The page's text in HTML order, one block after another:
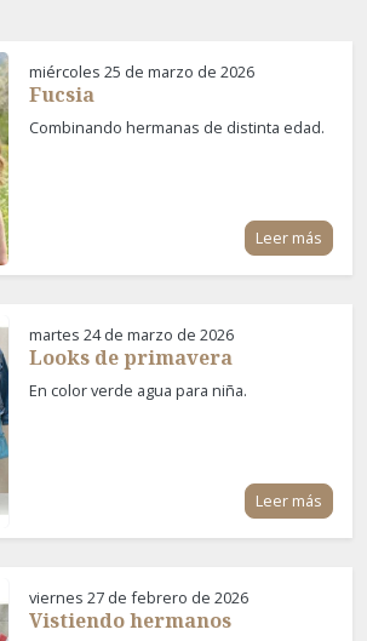
miércoles 25 de marzo de 2026
Fucsia
Combinando hermanas de distinta edad.
Leer más
martes 24 de marzo de 2026
Looks de primavera
En color verde agua para niña.
Leer más
viernes 27 de febrero de 2026
Vistiendo hermanos